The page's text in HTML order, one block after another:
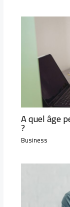
A quel âge
?
Business